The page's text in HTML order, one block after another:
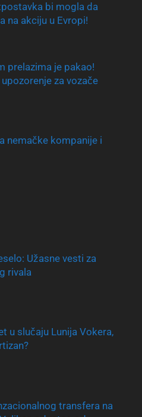
bi mogla da
na akciju u Evropi!
prelazima je pakao!
za vozače
nemačke kompanije i
Užasne vesti za
rivala
u slučaju Lunija Vokera,
transfera na